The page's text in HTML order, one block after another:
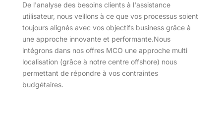
De l'analyse des besoins clients à l'assistance
utilisateur, nous veillons à ce que vos processus soient
toujours alignés avec vos objectifs business grâce à
une approche innovante et performante.​ Nous
intégrons dans nos offres MCO une approche multi
localisation (grâce à notre centre offshore) nous
permettant de répondre à vos contraintes
budgétaires.